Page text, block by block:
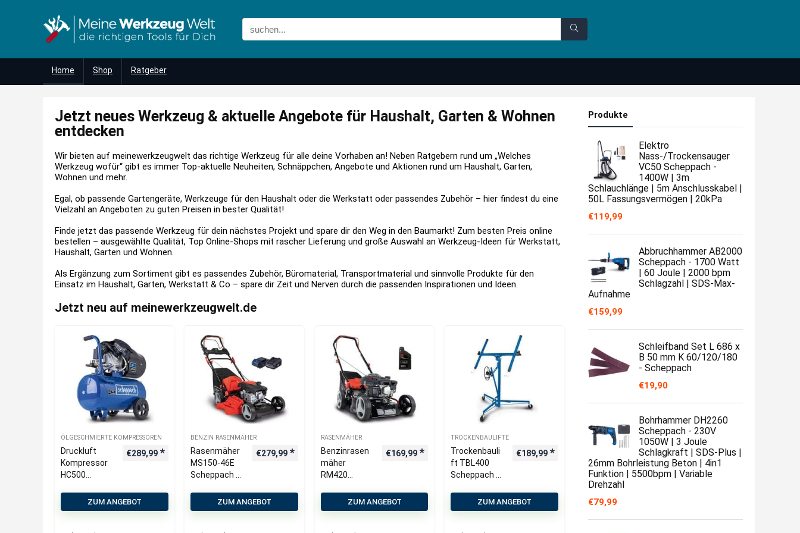
Home Shop Ratgeber
Jetzt neues Werkzeug & aktuelle Angebote für Haushalt, Garten & Wohnen
entdecken
Wir bieten auf meinewerkzeugwelt das richtige Werkzeug für alle deine Vorhaben an! Neben Ratgebern rund um „Welches
Werkzeug wofür“ gibt es immer Top-aktuelle Neuheiten, Schnäppchen, Angebote und Aktionen rund um Haushalt, Garten,
Wohnen und mehr.
Egal, ob passende Gartengeräte, Werkzeuge für den Haushalt oder die Werkstatt oder passendes Zubehör – hier findest du eine
Vielzahl an Angeboten zu guten Preisen in bester Qualität!
Finde jetzt das passende Werkzeug für dein nächstes Projekt und spare dir den Weg in den Baumarkt! Zum besten Preis online
bestellen – ausgewählte Qualität, Top Online-Shops mit rascher Lieferung und große Auswahl an Werkzeug-Ideen für Werkstatt,
Haushalt, Garten und Wohnen.
Als Ergänzung zum Sortiment gibt es passendes Zubehör, Büromaterial, Transportmaterial und sinnvolle Produkte für den
Einsatz im Haushalt, Garten, Werkstatt & Co – spare dir Zeit und Nerven durch die passenden Inspirationen und Ideen.
Jetzt neu auf meinewerkzeugwelt.de
ÖLGESCHMIERTE KOMPRESSOREN
Druckluft
Kompressor
HC500
2200W
€289,99
ZUM ANGEBOT
BENZIN RASENMÄHER
Rasenmäher
MS150-46E
Scheppach –
Schnittbreite
| 55L | Antrieb
€279,99
ZUM ANGEBOT
RASENMÄHER
Benzinrasen
mäher
RM420
420mm
€169,99
ZUM ANGEBOT
TROCKENBAULIFTE
Trockenbauli
ft TBL400
Scheppach –
Hebebereich
1220 – 3350
€189,99
ZUM ANGEBOT
Produkte
Elektro
Nass-/Trockensauger
VC50 Scheppach -
1400W | 3m
Schlauchlänge | 5m Anschlusskabel |
50L Fassungsvermögen | 20kPa
€119,99
Abbruchhammer AB2000
Scheppach - 1700 Watt
| 60 Joule | 2000 bpm
Schlagzahl | SDS-Max-
Aufnahme
€159,99
Schleifband Set L 686 x
B 50 mm K 60/120/180
- Scheppach
€19,90
Bohrhammer DH2260
Scheppach - 230V
1050W | 3 Joule
Schlagkraft | SDS-Plus |
26mm Bohrleistung Beton | 4in1
Funktion | 5500bpm | Variable
Drehzahl
€79,99